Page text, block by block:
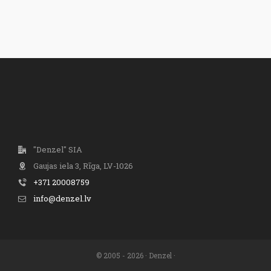
"Denzel" SIA
Gaujas iela 3, Rīga, LV-1026
+371 20008759
info@denzel.lv
© 2005 - 2026 · Denzel ·